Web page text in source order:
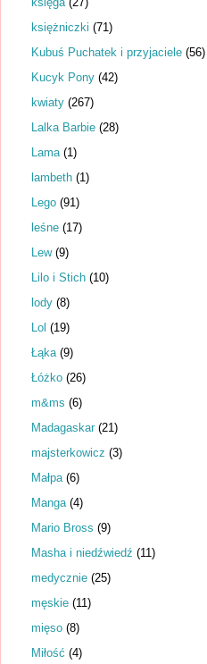
księżniczki (71)
Kubuś Puchatek i przyjaciele (56)
Kucyk Pony (42)
kwiaty (267)
Lalka Barbie (28)
Lama (1)
lambeth (1)
Lego (91)
leśne (17)
Lew (9)
Lilo i Stich (10)
lody (8)
Lol (19)
Łąka (9)
Łóżko (26)
m&ms (6)
Madagaskar (21)
majsterkowicz (3)
Małpa (6)
Manga (4)
Mario Bross (9)
Masha i niedźwiedź (11)
medycznie (25)
męskie (11)
mięso (8)
Miłość (4)